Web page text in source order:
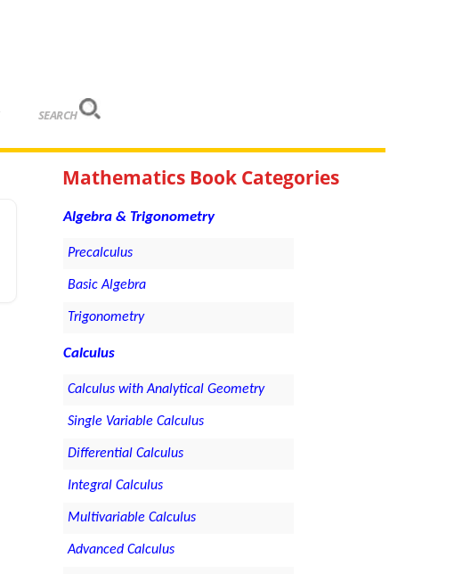
SEARCH
Mathematics Book Categories
Algebra & Trigonometry
Precalculus
Basic Algebra
Trigonometry
Calculus
Calculus with Analytical Geometry
Single Variable Calculus
Differential Calculus
Integral Calculus
Multivariable Calculus
Advanced Calculus